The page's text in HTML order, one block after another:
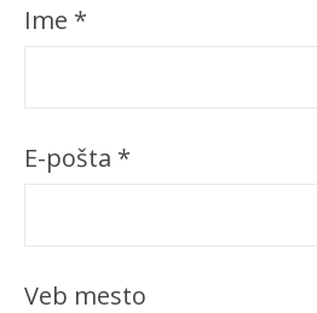
Ime *
E-pošta *
Veb mesto